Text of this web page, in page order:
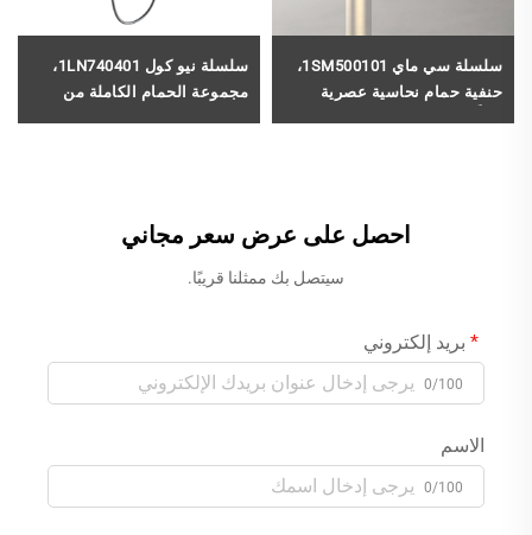
سلسلة سي ماي 1SM500101،
حنفية حمام نحاسية عصرية
سلسلة نيو كول 1LN740401،
مجموعة الحمام الكاملة من
احصل على عرض سعر مجاني
سيتصل بك ممثلنا قريبًا.
بريد إلكتروني
0/100
الاسم
0/100